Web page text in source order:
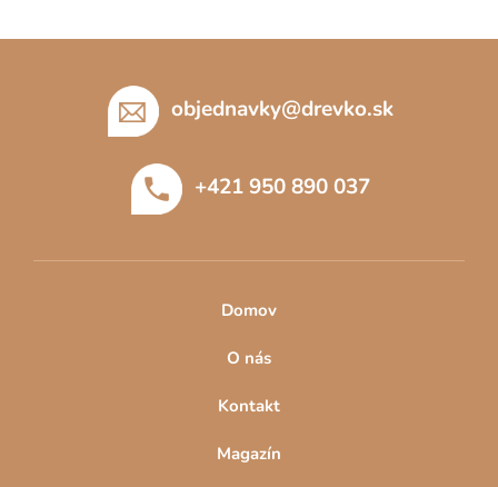
c
p
r
v
ý
p
i
s
u
objednavky@drevko.sk
+421 950 890 037
Domov
O nás
Kontakt
Magazín